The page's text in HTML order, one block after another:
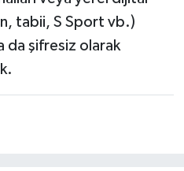
tabii, S Sport vb.)
da şifresiz olarak